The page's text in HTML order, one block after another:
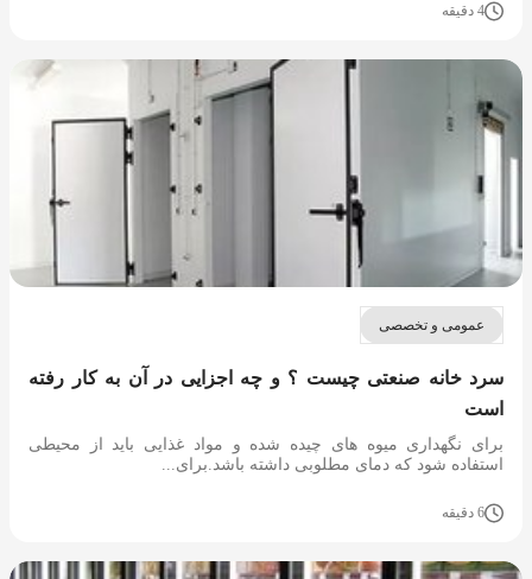
4 دقیقه
عمومی و تخصصی
سرد خانه صنعتی چیست ؟ و چه اجزایی در آن به کار رفته
است
برای نگهداری میوه های چیده شده و مواد غذایی باید از محیطی
استفاده شود که دمای مطلوبی داشته باشد.برای...
6 دقیقه